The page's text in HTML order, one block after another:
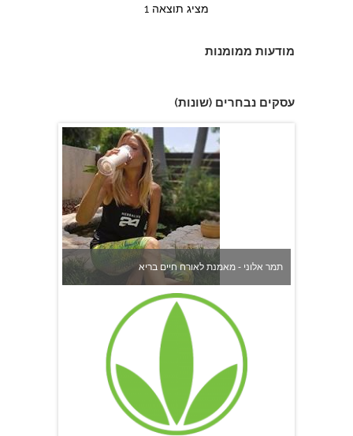
מציג תוצאה 1
מודעות ממומנות
עסקים נבחרים (שונות)
"הרבלייף שופ" - חבר הרבלייף עצמאי